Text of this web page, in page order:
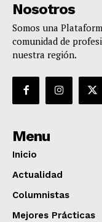
Nosotros
Somos una
comunidad de
nuestra región.
Menu
Inicio
Actualidad
Columnistas
Mejores Prácticas